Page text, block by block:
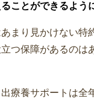
ことができるよう
まり見かけない特
つ保障があるのは
療養サポートは全